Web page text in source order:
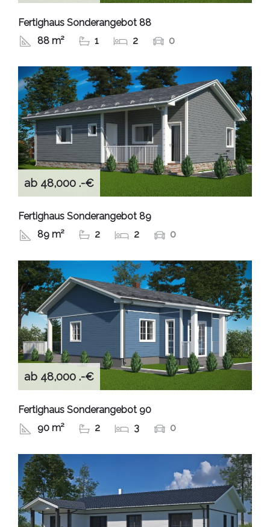
Fertighaus Sonderangebot 88
88 m²
1 2 0
ab 48,000 .-€
Fertighaus Sonderangebot 89
89 m²
2 2 0
ab 48,000 .-€
Fertighaus Sonderangebot 90
90 m²
2 3 0